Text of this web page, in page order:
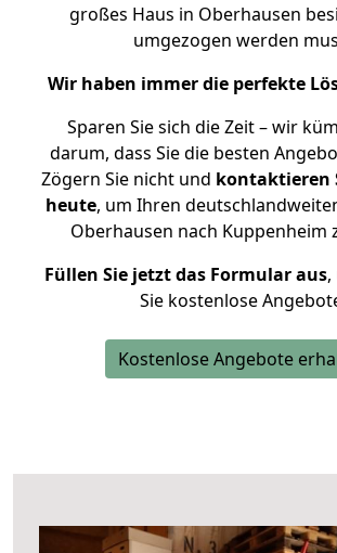
großes Haus in Oberhausen
umgezogen werden
Wir haben immer die perfekte
Sparen Sie sich die Zeit – wir
darum, dass Sie die besten
Zögern Sie nicht und kontaktieren
heute, um Ihren
Oberhausen nach Kuppenheim
Füllen Sie jetzt das Formular aus,
Sie kostenlose
Kostenlose Angebote